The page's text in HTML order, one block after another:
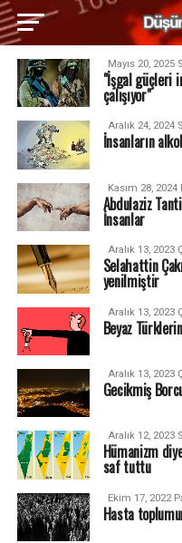
Mayıs 20, 2025
"İşgal güçleri
çalışıyor"
Aralık 24, 2024
İnsanların
Kasım 28,
Abdulaziz
İnsanlar
Aralık 13, 2023
Selahattin
yenilmiştir
Aralık 13, 2023
Beyaz
Aralık 13, 2023
Gecikmiş
Aralık 12, 2023
Hümanizm
saf tuttu
Ekim 17, 2022
Hasta